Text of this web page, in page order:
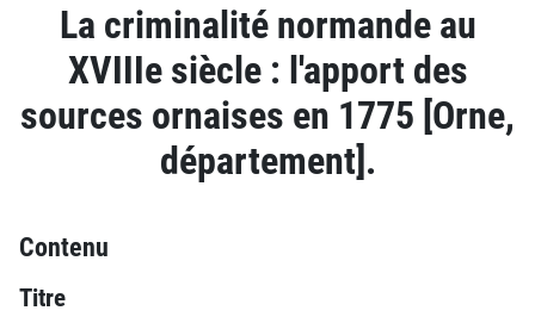
La criminalité normande au
XVIIIe siècle : l'apport des
sources ornaises en 1775 [Orne,
département].
Contenu
Titre